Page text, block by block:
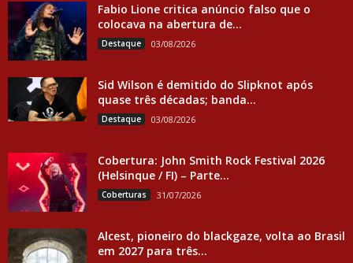
Fabio Lione critica anúncio falso que o
colocava na abertura de...
Destaque 03/08/2026
Sid Wilson é demitido do Slipknot após
quase três décadas; banda...
Destaque 03/08/2026
Cobertura: John Smith Rock Festival 2026
(Helsinque / FI) – Parte...
Coberturas 31/07/2026
Alcest, pioneiro do blackgaze, volta ao Brasil
em 2027 para três...